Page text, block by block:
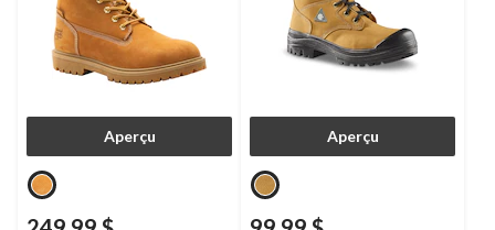
Aperçu Aperçu